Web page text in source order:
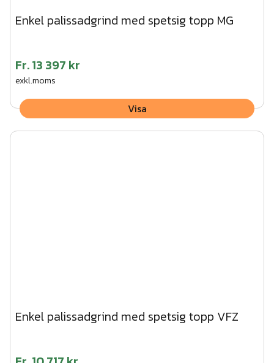
Enkel palissadgrind med spetsig topp MG
Fr.13 397 kr
exkl.moms
Visa
Enkel palissadgrind med spetsig topp VFZ